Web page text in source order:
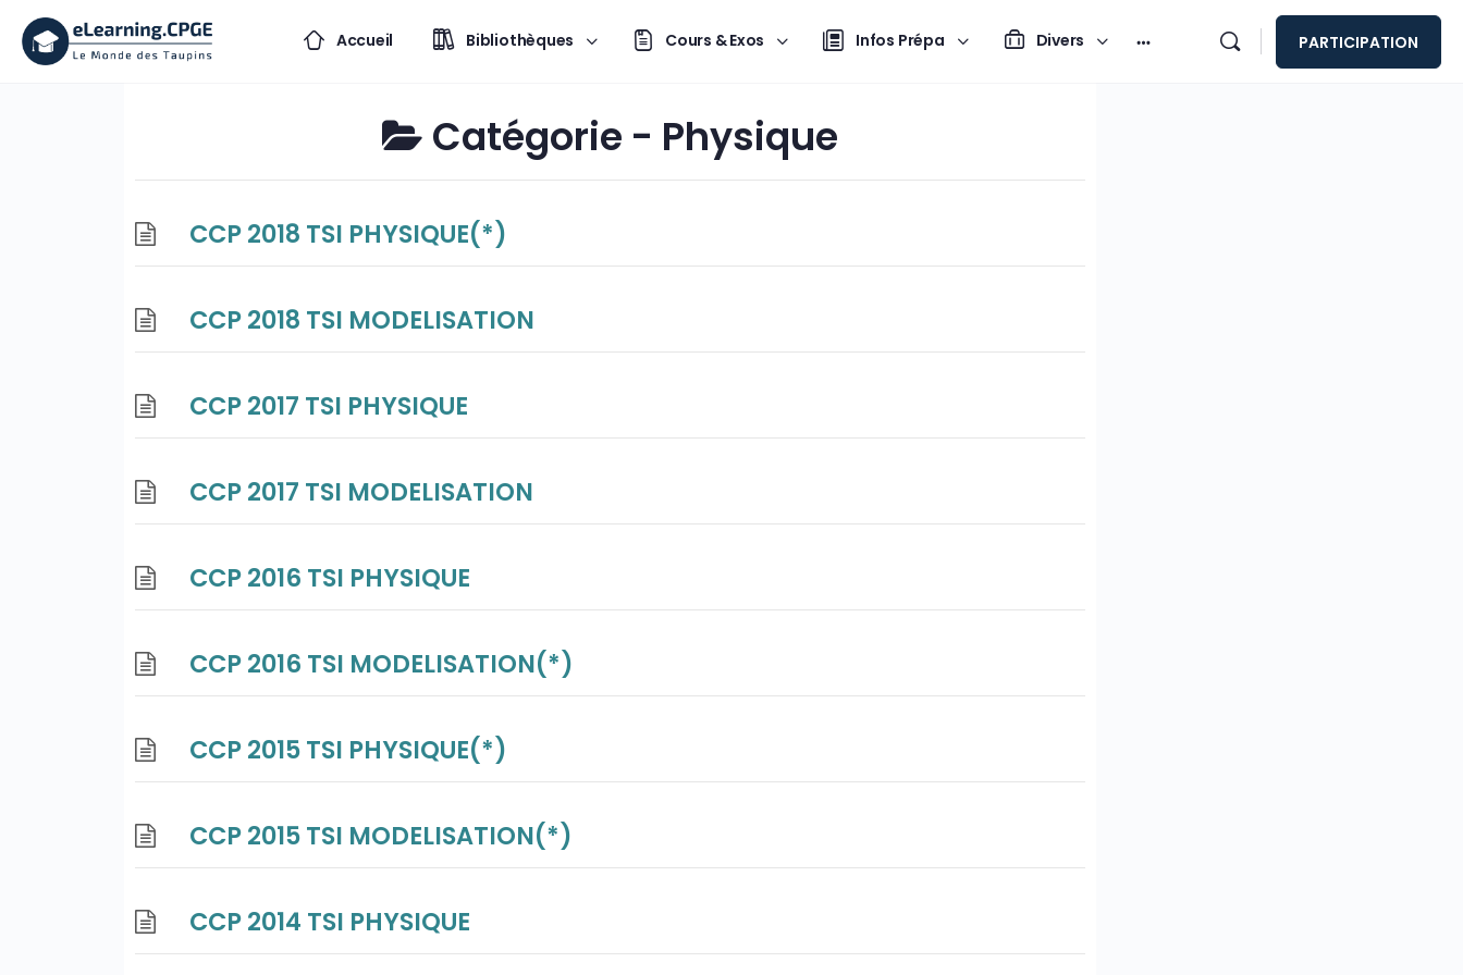
Accueil Bibliothèques Cours & Exos Infos Prépa Divers PARTICIPATION
Catégorie - Physique
CCP 2018 TSI PHYSIQUE(*)
CCP 2018 TSI MODELISATION
CCP 2017 TSI PHYSIQUE
CCP 2017 TSI MODELISATION
CCP 2016 TSI PHYSIQUE
CCP 2016 TSI MODELISATION(*)
CCP 2015 TSI PHYSIQUE(*)
CCP 2015 TSI MODELISATION(*)
CCP 2014 TSI PHYSIQUE